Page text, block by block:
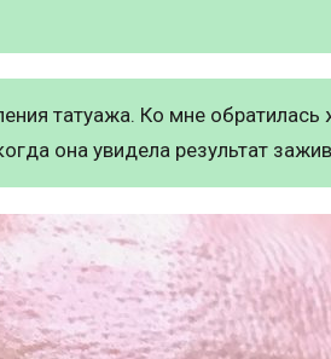
татуажа. Ко мне
она увидела результат